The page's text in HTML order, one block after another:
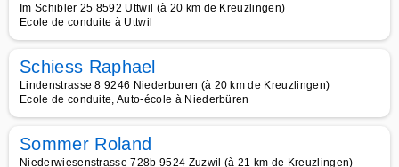
Im Schibler 25 8592 Uttwil (à 20 km de Kreuzlingen)
Ecole de conduite à Uttwil
Schiess Raphael
Lindenstrasse 8 9246 Niederburen (à 20 km de Kreuzlingen)
Ecole de conduite, Auto-école à Niederbüren
Sommer Roland
Niederwiesenstrasse 728b 9524 Zuzwil (à 21 km de Kreuzlingen)